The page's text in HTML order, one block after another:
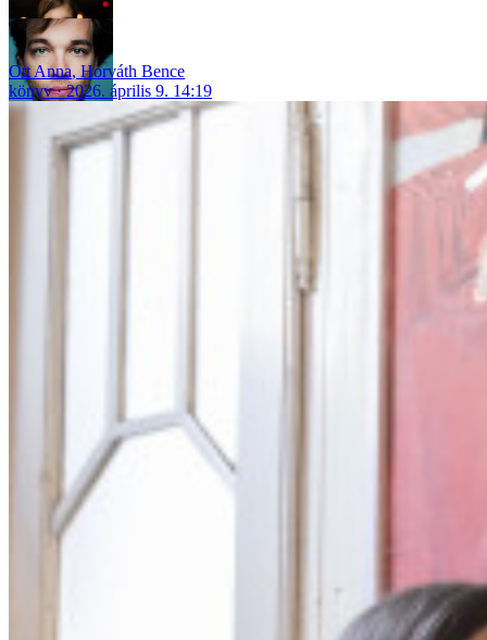
Ott Anna, Horváth Bence
könyv
2026. április 9. 14:19